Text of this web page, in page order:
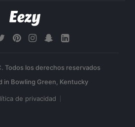
Todos los derechos reservados
de privacidad